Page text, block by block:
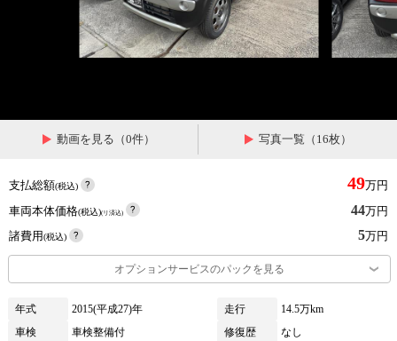
動画を見る（0件） 写真一覧（16枚）
支払総額(税込) 49万円
車両本体価格(税込)(リ済込) 44万円
諸費用(税込) 5万円
オプションサービスのパックを見る
年式 2015(平成27)年 走行
14.5万km
車検
車検整備付 修復歴
なし